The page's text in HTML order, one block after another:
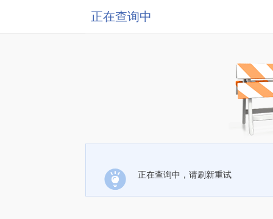
正在查询中
正在查询中，请刷新重试